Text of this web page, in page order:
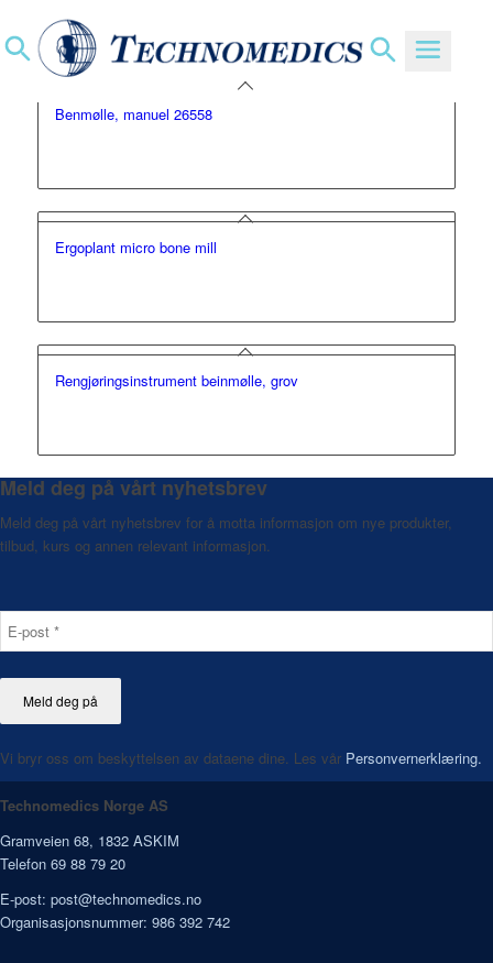
Du er her: Hjem /
Benmølle, manuel 26558
Ergoplant micro bone mill
Rengjøringsinstrument beinmølle, grov
Meld deg på vårt nyhetsbrev
Meld deg på vårt nyhetsbrev for å motta informasjon om nye produkter,
tilbud, kurs og annen relevant informasjon.
Vi bryr oss om beskyttelsen av dataene dine. Les vår Personvernerklæring.
Technomedics Norge AS
Gramveien 68, 1832 ASKIM
Telefon 69 88 79 20
E-post: post@technomedics.no
Organisasjonsnummer: 986 392 742